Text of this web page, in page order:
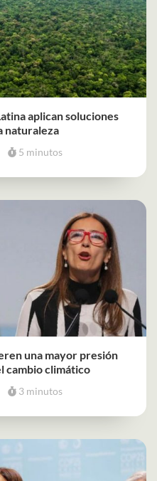
aplican soluciones
naturaleza
5 minutos
una mayor presión
cambio climático
3 minutos